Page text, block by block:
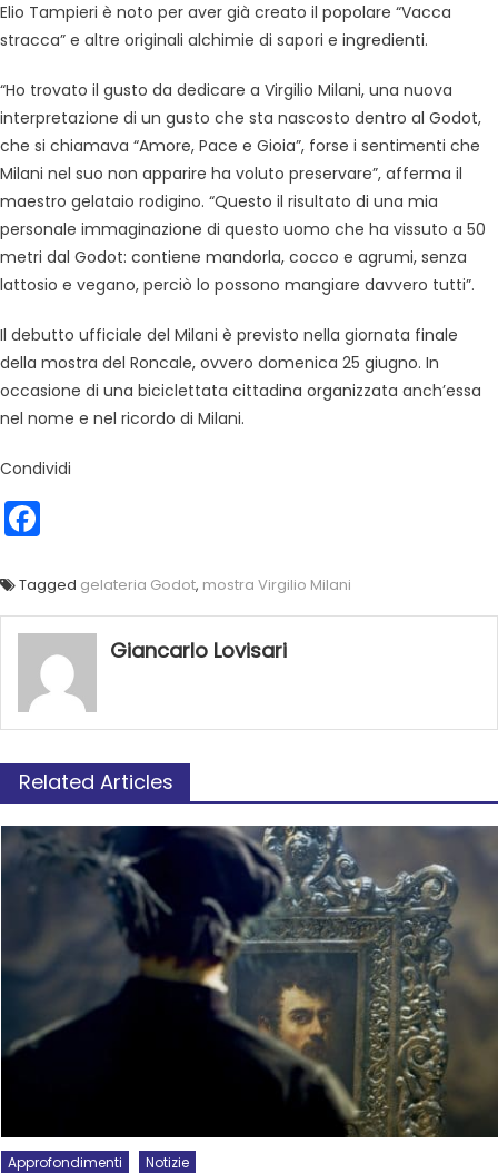
Elio Tampieri è noto per aver già creato il popolare “Vacca
stracca” e altre originali alchimie di sapori e ingredienti.
“Ho trovato il gusto da dedicare a Virgilio Milani, una nuova
interpretazione di un gusto che sta nascosto dentro al Godot,
che si chiamava “Amore, Pace e Gioia”, forse i sentimenti che
Milani nel suo non apparire ha voluto preservare”, afferma il
maestro gelataio rodigino. “Questo il risultato di una mia
personale immaginazione di questo uomo che ha vissuto a 50
metri dal Godot: contiene mandorla, cocco e agrumi, senza
lattosio e vegano, perciò lo possono mangiare davvero tutti”.
Il debutto ufficiale del Milani è previsto nella giornata finale
della mostra del Roncale, ovvero domenica 25 giugno. In
occasione di una biciclettata cittadina organizzata anch’essa
nel nome e nel ricordo di Milani.
Condividi
Tagged gelateria Godot, mostra Virgilio Milani
Giancarlo Lovisari
Related Articles
Approfondimenti Notizie